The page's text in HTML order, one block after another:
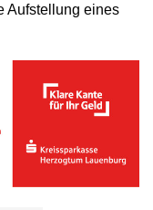
Aufstellung eines